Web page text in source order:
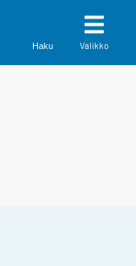
Haku Valikko